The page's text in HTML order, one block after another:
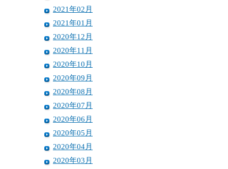
2021年02月
2021年01月
2020年12月
2020年11月
2020年10月
2020年09月
2020年08月
2020年07月
2020年06月
2020年05月
2020年04月
2020年03月